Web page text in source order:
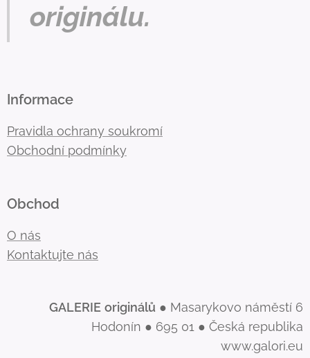
originálu.
Informace
Pravidla ochrany soukromí
Obchodní podmínky
Obchod
O nás
Kontaktujte nás
GALERIE originálů ● Masarykovo náměstí 6
Hodonín ● 695 01 ● Česká republika
www.galori.eu